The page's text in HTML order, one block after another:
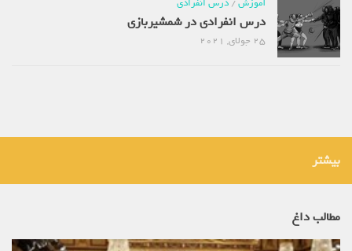
درس انفرادی در شمشیربازی
25 جولای, 2021
بیشتر
مطالب داغ